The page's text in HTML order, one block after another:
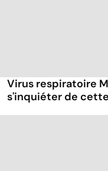
Virus respiratoire
s'inquiéter de